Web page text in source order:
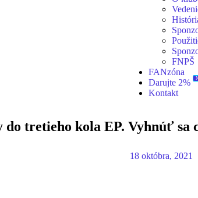
FNPŠ
FANzóna
Darujte 2%
Kontakt
tretieho kola EP. Vyhnúť sa
18 októbra, 2021